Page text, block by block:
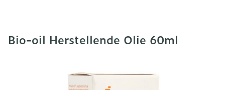
Bio-oil Herstellende Olie 60ml